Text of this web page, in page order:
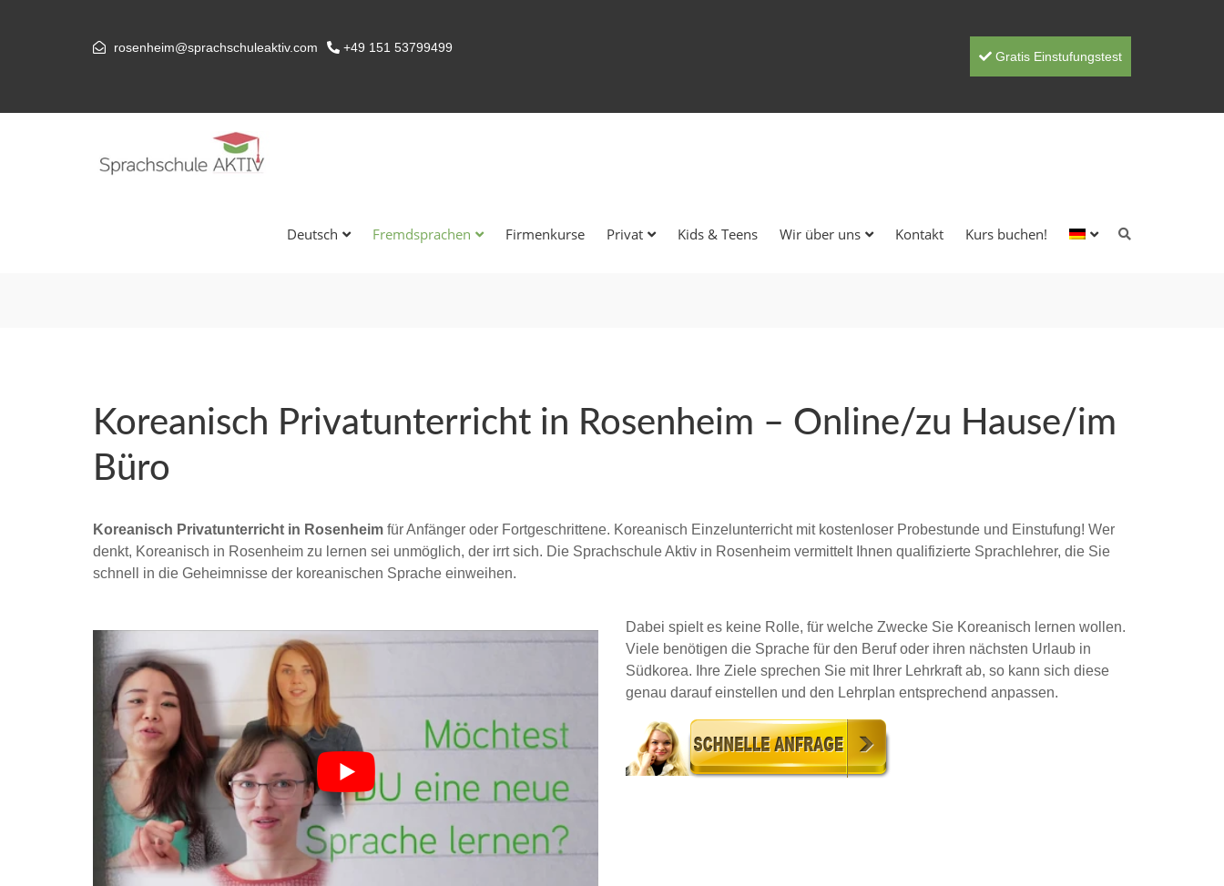
rosenheim@sprachschuleaktiv.com +49 151 53799499
Gratis Einstufungstest
Deutsch Fremdsprachen Firmenkurse Privat Kids & Teens Wir über uns Kontakt Kurs buchen!
Koreanisch Privatunterricht in Rosenheim – Online/zu Hause/im
Büro
Koreanisch Privatunterricht in Rosenheim für Anfänger oder Fortgeschrittene. Koreanisch Einzelunterricht mit kostenloser Probestunde und Einstufung! Wer
denkt, Koreanisch in Rosenheim zu lernen sei unmöglich, der irrt sich. Die Sprachschule Aktiv in Rosenheim vermittelt Ihnen qualifizierte Sprachlehrer, die Sie
schnell in die Geheimnisse der koreanischen Sprache einweihen.
Dabei spielt es keine Rolle, für welche Zwecke Sie Koreanisch lernen wollen.
Viele benötigen die Sprache für den Beruf oder ihren nächsten Urlaub in
Südkorea. Ihre Ziele sprechen Sie mit Ihrer Lehrkraft ab, so kann sich diese
genau darauf einstellen und den Lehrplan entsprechend anpassen.